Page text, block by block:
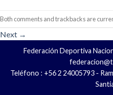
Both comments and trackbacks are
Next →
Federación Deportiva
Teléfono : +56 2 24005793 -